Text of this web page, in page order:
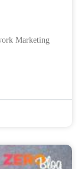
Marketing